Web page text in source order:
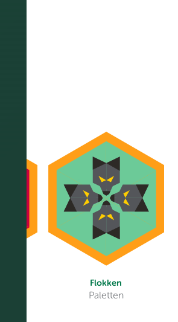
Flokken
Paletten